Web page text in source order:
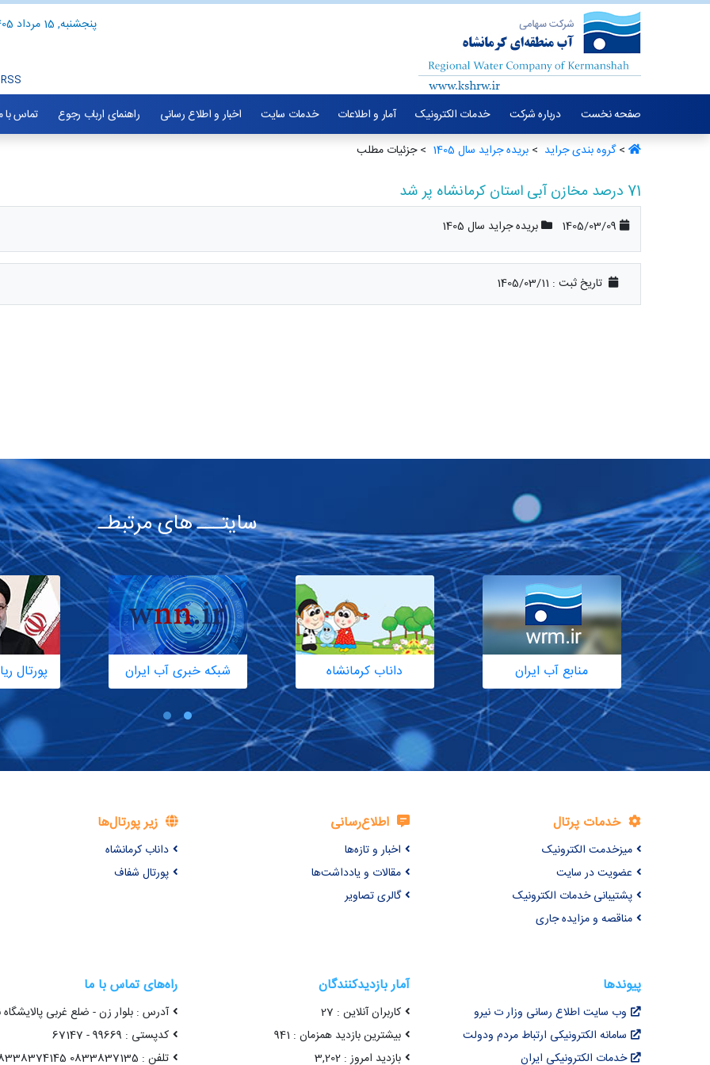
پنجشنبه, 15 مرداد 1405
RSS
صفحه نخست درباره شرکت خدمات الکترونیک آمار و اطلاعات خدمات سایت اخبار و اطلاع رسانی راهنمای ارباب رجوع تماس با
>گروه بندی جراید ‏ > بریده جراید سال 1405 ‏ > جزئیات مطلب
71 درصد مخازن آبی استان کرمانشاه پر شد
1405/03/09 بریده جراید سال 1405
تاریخ ثبت : 1405/03/11
سایتـــ های مرتبطـ
منابع آب ایران داناب کرمانشاه شبکه خبری آب ایران پورتال
خدمات پرتال
میزخدمت الکترونیک
عضویت در سایت
پشتیبانی خدمات الکترونیک
مناقصه و مزایده جاری
اطلاع‌رسانی
اخبار و تازه‌ها
مقالات و یادداشت‌ها
گالری تصاویر
زیر پورتال‌ها
داناب کرمانشاه
پورتال شفاف
پیوندها
وب سایت اطلاع رسانی وزار ت نیرو
سامانه الکترونیکی ارتباط مردم ودولت
خدمات الکترونیکی ایران
آمار بازدیدکنندگان
کاربران آنلاین : 27
بیشترین بازدید همزمان : 941
بازدید امروز : 3,202
راه‌های تماس با ما
آدرس : بلوار زن - ضلع غربی
کدپستی : 99669 - 67147
تلفن : 0833837135 08338374145